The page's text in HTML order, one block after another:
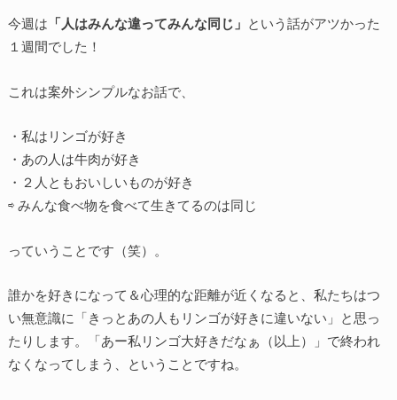
今週は 「人はみんな違ってみんな同じ」 という話がアツかった
１週間でした！
これは案外シンプルなお話で、
・私はリンゴが好き
・あの人は牛肉が好き
・２人ともおいしいものが好き
⇨ みんな食べ物を食べて生きてるのは同じ
っていうことです（笑）。
誰かを好きになって＆心理的な距離が近くなると、私たちはつ
い無意識に「きっとあの人もリンゴが好きに違いない」と思っ
たりします。「あー私リンゴ大好きだなぁ（以上）」で終われ
なくなってしまう、ということですね。